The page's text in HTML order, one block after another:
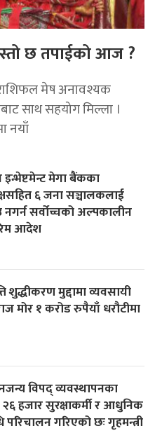
छ तपाईको आज ?
मेष अनावश्यक
साथ सहयोग मिल्ला ।
नयाँ
मेगा बैंकका
६ जना सञ्चालकलाई
नगर्न सर्वोच्चको अल्पकालीन
आदेश
शुद्धीकरण मुद्दामा व्यवसायी
मोर १ करोड रुपैयाँ धरौटीमा
विपद् व्यवस्थापनका
हजार सुरक्षाकर्मी र आधुनिक
परिचालन गरिएको छः गृहमन्त्री